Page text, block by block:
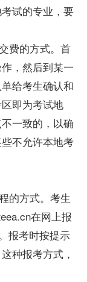
试的专业，要
费的方式。首
，然后到某一
给考生确认和
即为考试地
一致的，以确
不允许本地考
的方式。考生
在网上报
报考时按提示
种报考方式，